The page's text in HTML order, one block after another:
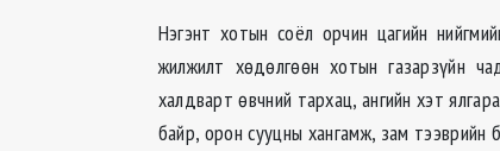
Нэгэнт хотын соёл орчин цагийн
жилжилт хөдөлгөөн хотын газарзүйн
халдварт өвчний тархац, ангийн хэт
байр, орон сууцны хангамж, зам тээврийн